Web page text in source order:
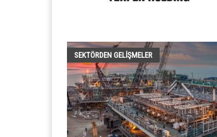
SEKTÖRDEN GELIŞMELER